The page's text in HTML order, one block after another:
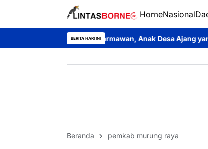
HomeNasional
BERITA HARI INI
Darmawan, Anak Desa Ajang yang Kini Bersinar
Beranda pemkab murung raya